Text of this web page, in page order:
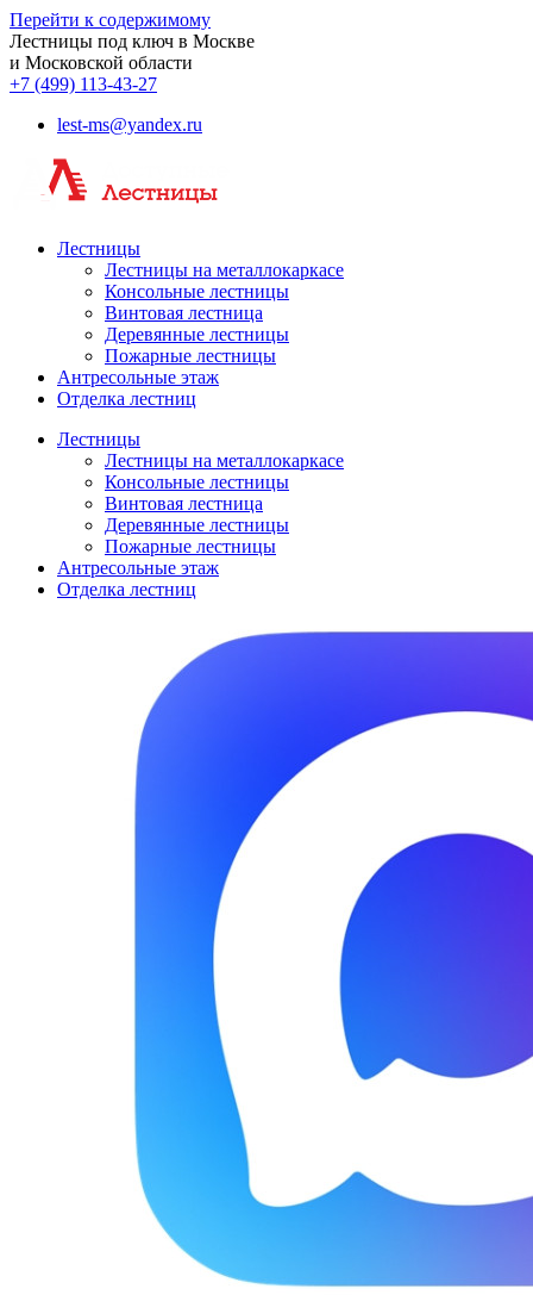
Перейти к содержимому
Лестницы под ключ в Москве
и Московской области
+7 (499) 113-43-27
lest-ms@yandex.ru
Лестницы
Лестницы на металлокаркасе
Консольные лестницы
Винтовая лестница
Деревянные лестницы
Пожарные лестницы
Антресольные этаж
Отделка лестниц
Лестницы
Лестницы на металлокаркасе
Консольные лестницы
Винтовая лестница
Деревянные лестницы
Пожарные лестницы
Антресольные этаж
Отделка лестниц